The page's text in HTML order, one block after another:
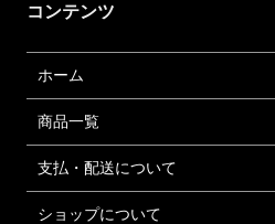
コンテンツ
ホーム
商品一覧
支払・配送について
ショップについて